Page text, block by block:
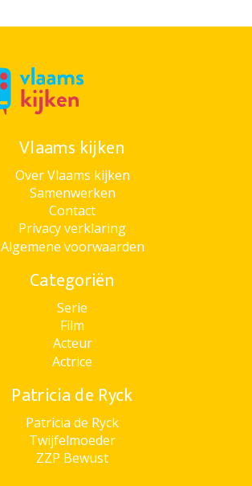
Vlaams kijken
Over Vlaams kijken
Samenwerken
Contact
Privacy verklaring
Algemene voorwaarden
Categoriën
Serie
Film
Acteur
Actrice
Patricia de Ryck
Patricia de Ryck
Twijfelmoeder
ZZP Bewust